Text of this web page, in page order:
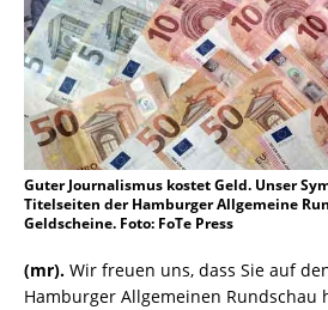
Guter Journalismus kostet Geld. Unser
Titelseiten der Hamburger Allgemeine
Geldscheine. Foto: FoTe Press
(mr). Wir freuen uns, dass Sie auf
Hamburger Allgemeinen Rundschau